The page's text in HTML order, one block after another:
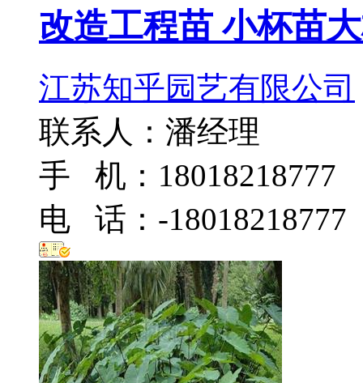
改造工程苗 小杯苗
江苏知乎园艺有限公司
联系人：潘经理
手 机：18018218777
电 话：-18018218777